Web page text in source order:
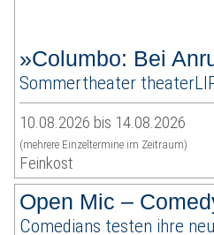
»Columbo: Bei
Sommertheater
10.08.2026 bis 14.08.2026
(mehrere Einzeltermine im Zeitraum)
Feinkost
Open Mic –
Comedians testen ihre